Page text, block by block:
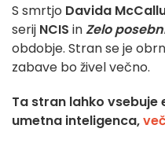
S smrtjo Davida
serij NCIS in Zelo
obdobje. Stran se je
zabave bo živel večno.
Ta stran lahko vsebuje
umetna inteligenca,